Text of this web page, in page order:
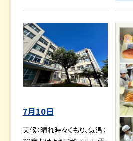
7月10日
天候：晴れ時々くもり、気温：